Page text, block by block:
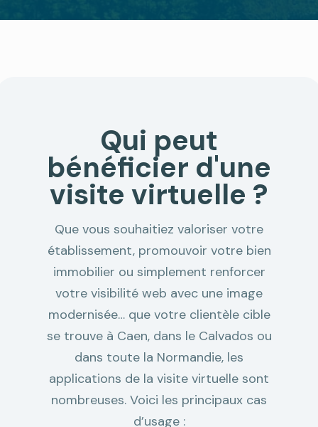
Qui peut
bénéficier d'une
visite virtuelle ?
Que vous souhaitiez valoriser votre
établissement, promouvoir votre bien
immobilier ou simplement renforcer
votre visibilité web avec une image
modernisée… que votre clientèle cible
se trouve à Caen, dans le Calvados ou
dans toute la Normandie, les
applications de la visite virtuelle sont
nombreuses. Voici les principaux cas
d’usage :